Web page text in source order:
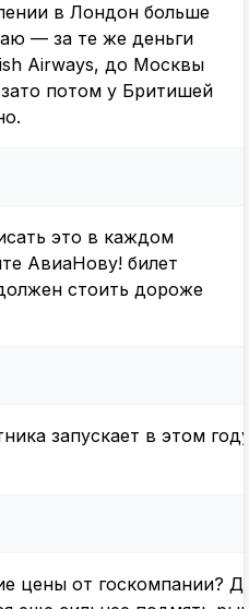
в Лондон больше
— за те же деньги
Airways, до Москвы
потом у Бритишей
это в каждом
АвиаНову! билет
стоить дороже
запускает в этом
цены от госкомпании?